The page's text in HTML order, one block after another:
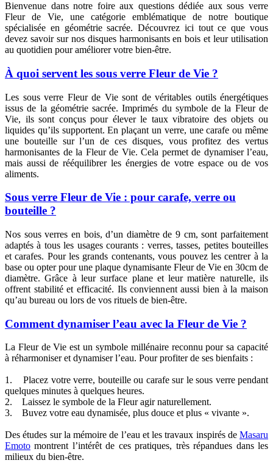
Bienvenue dans notre foire aux questions dédiée aux sous verre
Fleur de Vie, une catégorie emblématique de notre boutique
spécialisée en géométrie sacrée. Découvrez ici tout ce que vous
devez savoir sur nos disques harmonisants en bois et leur utilisation
au quotidien pour améliorer votre bien-être.
À quoi servent les sous verre Fleur de Vie ?
Les sous verre Fleur de Vie sont de véritables outils énergétiques
issus de la géométrie sacrée. Imprimés du symbole de la Fleur de
Vie, ils sont conçus pour élever le taux vibratoire des objets ou
liquides qu’ils supportent. En plaçant un verre, une carafe ou même
une bouteille sur l’un de ces disques, vous profitez des vertus
harmonisantes de la Fleur de Vie. Cela permet de dynamiser l’eau,
mais aussi de rééquilibrer les énergies de votre espace ou de vos
aliments.
Sous verre Fleur de Vie : pour carafe, verre ou
bouteille ?
Nos sous verres en bois, d’un diamètre de 9 cm, sont parfaitement
adaptés à tous les usages courants : verres, tasses, petites bouteilles
et carafes. Pour les grands contenants, vous pouvez les centrer à la
base ou opter pour une plaque dynamisante Fleur de Vie en 30cm de
diamètre. Grâce à leur surface plane et leur matière naturelle, ils
offrent stabilité et efficacité. Ils conviennent aussi bien à la maison
qu’au bureau ou lors de vos rituels de bien-être.
Comment dynamiser l’eau avec la Fleur de Vie ?
La Fleur de Vie est un symbole millénaire reconnu pour sa capacité
à réharmoniser et dynamiser l’eau. Pour profiter de ses bienfaits :
1. Placez votre verre, bouteille ou carafe sur le sous verre pendant
quelques minutes à quelques heures.
2. Laissez le symbole de la Fleur agir naturellement.
3. Buvez votre eau dynamisée, plus douce et plus « vivante ».
Des études sur la mémoire de l’eau et les travaux inspirés de Masaru
Emoto montrent l’intérêt de ces pratiques, très répandues dans les
milieux du bien-être.